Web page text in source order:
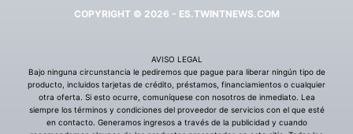
COPYRIGHT © 2026 - ES.TWINTNEWS.COM